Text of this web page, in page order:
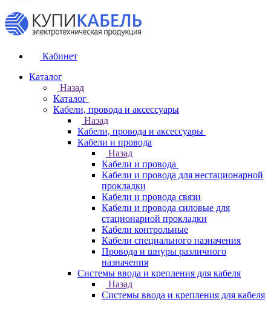
Кабинет
Каталог
Назад
Каталог
Кабели, провода и аксессуары
Назад
Кабели, провода и аксессуары
Кабели и провода
Назад
Кабели и провода
Кабели и провода для нестационарной
прокладки
Кабели и провода связи
Кабели и провода силовые для
стационарной прокладки
Кабели контрольные
Кабели специального назначения
Провода и шнуры различного
назначения
Системы ввода и крепления для кабеля
Назад
Системы ввода и крепления для кабеля